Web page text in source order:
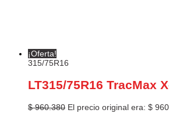
¡Oferta!
315/75R16
LT315/75R16 TracMax
$960.380 El precio original era: $